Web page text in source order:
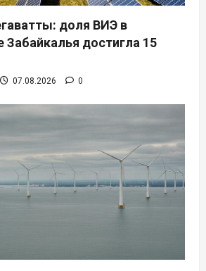
доля ВИЭ в
Забайкалья достигла 15
07.08.2026 0